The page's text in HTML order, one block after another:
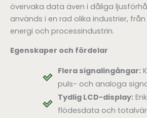
övervaka data även i dåliga
används i en rad olika industrier,
energi och processindustrin.
Egenskaper och fördelar
Flera signalingångar:
puls- och analoga
Tydlig LCD-display:
flödesdata och